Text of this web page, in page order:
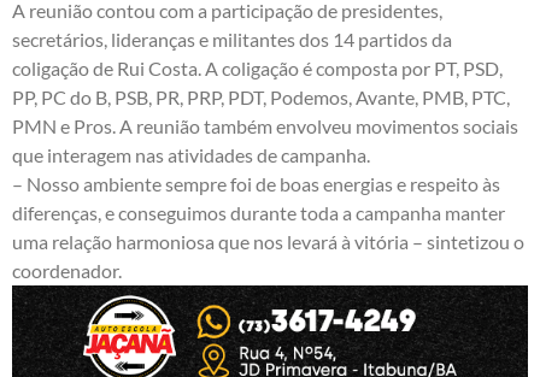
A reunião contou com a participação de presidentes,
secretários, lideranças e militantes dos 14 partidos da
coligação de Rui Costa. A coligação é composta por PT, PSD,
PP, PC do B, PSB, PR, PRP, PDT, Podemos, Avante, PMB, PTC,
PMN e Pros. A reunião também envolveu movimentos sociais
que interagem nas atividades de campanha.
– Nosso ambiente sempre foi de boas energias e respeito às
diferenças, e conseguimos durante toda a campanha manter
uma relação harmoniosa que nos levará à vitória – sintetizou o
coordenador.